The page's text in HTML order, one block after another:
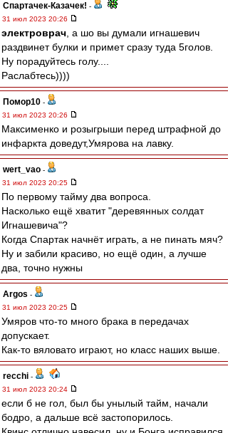
Спартачек-Казачек! -
31 июл 2023 20:26
электроврач , а шо вы думали игнашевич
раздвинет булки и примет сразу туда 5голов.
Ну порадуйтесь голу....
Раслабтесь))))
Помор10 -
31 июл 2023 20:26
Максименко и розыгрыши перед штрафной до
инфаркта доведут,Умярова на лавку.
wert_vao -
31 июл 2023 20:25
По первому тайму два вопроса.
Насколько ещё хватит "деревянных солдат
Игнашевича"?
Когда Спартак начнёт играть, а не пинать мяч?
Ну и забили красиво, но ещё один, а лучше
два, точно нужны
Argos -
31 июл 2023 20:25
Умяров что-то много брака в передачах
допускает.
Как-то вяловато играют, но класс наших выше.
recchi -
31 июл 2023 20:24
если б не гол, был бы унылый тайм, начали
бодро, а дальше всё застопорилось.